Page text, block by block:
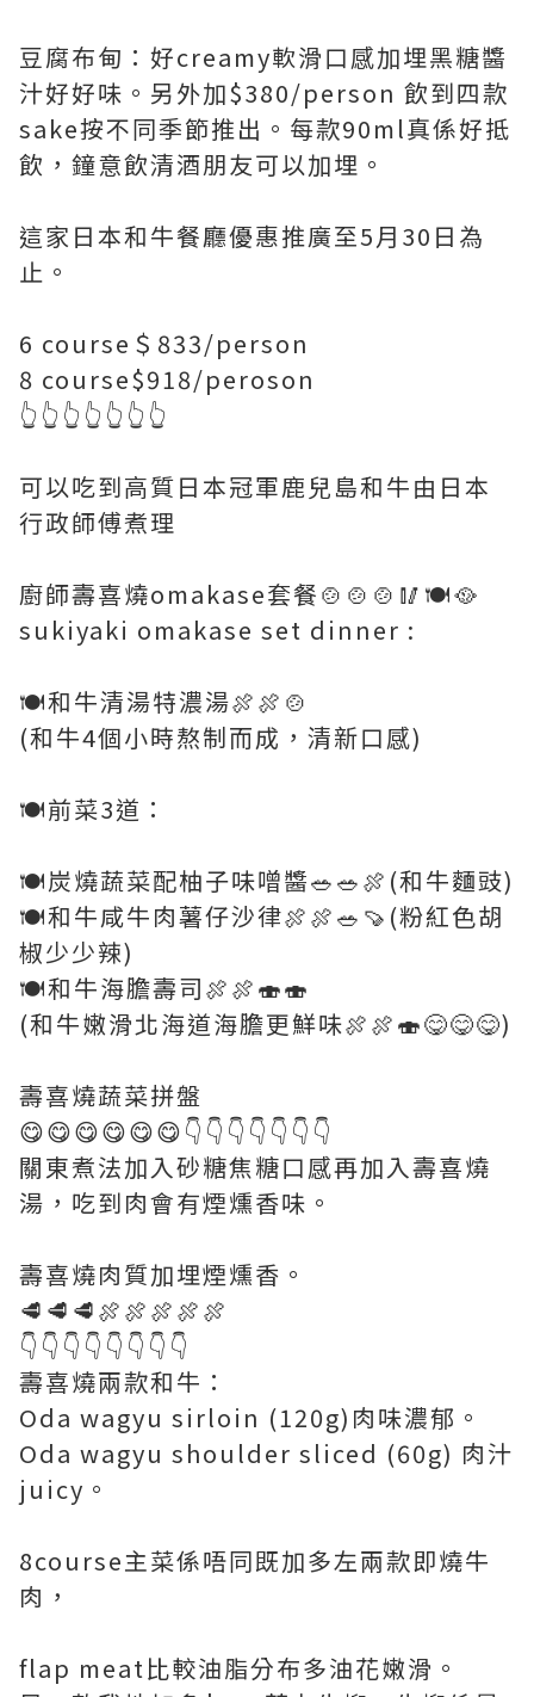
豆腐布甸：好creamy軟滑口感加埋黑糖醬
汁好好味。另外加$380/person 飲到四款
sake按不同季節推出。每款90ml真係好抵
飲，鐘意飲清酒朋友可以加埋。
這家日本和牛餐廳優惠推廣至5月30日為
止。
6 course＄833/person
8 course$918/peroson
👆👆👆👆👆👆👆
可以吃到高質日本冠軍鹿兒島和牛由日本
行政師傅煮理
廚師壽喜燒omakase套餐🍲🍲🍲🥢🍽🥘
sukiyaki omakase set dinner :
🍽和牛清湯特濃湯🍖🍖🍲
(和牛4個小時熬制而成，清新口感)
🍽前菜3道：
🍽炭燒蔬菜配柚子味噌醬🥗🥗🍖(和牛麵豉)
🍽和牛咸牛肉薯仔沙律🍖🍖🥗🍠(粉紅色胡
椒少少辣)
🍽和牛海膽壽司🍖🍖🍣🍣
(和牛嫩滑北海道海膽更鮮味🍖🍖🍣😋😋😋)
壽喜燒蔬菜拼盤
😋😋😋😋😋😋👇👇👇👇👇👇👇
關東煮法加入砂糖焦糖口感再加入壽喜燒
湯，吃到肉會有煙燻香味。
壽喜燒肉質加埋煙燻香。
🥩🥩🥩🍖🍖🍖🍖🍖
👇👇👇👇👇👇👇👇
壽喜燒兩款和牛：
Oda wagyu sirloin (120g)肉味濃郁。
Oda wagyu shoulder sliced (60g) 肉汁
juicy。
8course主菜係唔同既加多左兩款即燒牛
肉，
flap meat比較油脂分布多油花嫩滑。